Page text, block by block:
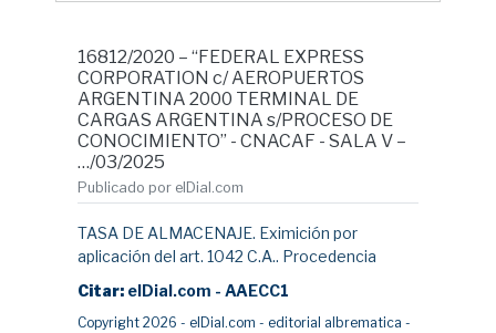
16812/2020 – “FEDERAL EXPRESS
CORPORATION c/ AEROPUERTOS
ARGENTINA 2000 TERMINAL DE
CARGAS ARGENTINA s/PROCESO DE
CONOCIMIENTO” - CNACAF - SALA V –
…/03/2025
Publicado por elDial.com
TASA DE ALMACENAJE. Eximición por
aplicación del art. 1042 C.A.. Procedencia
Citar: elDial.com - AAECC1
Copyright 2026 - elDial.com - editorial albrematica -